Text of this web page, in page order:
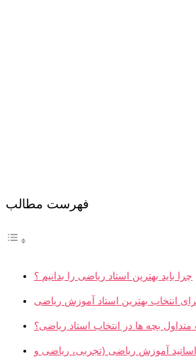
فهرست مطالب
چرا باید بهترین استاد ریاضی را بدانیم ؟
متداول بچه ها در انتخاب استاد ریاضی؟
آموزش ریاضی (تجربی، ریاضی و